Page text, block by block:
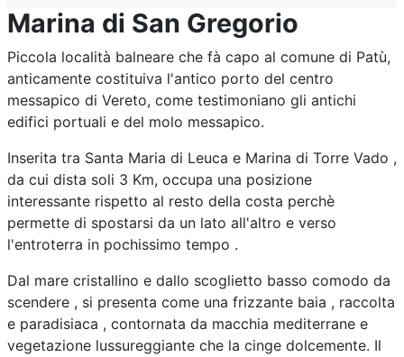
Marina di San Gregorio
Piccola località balneare che fà capo al comune di Patù,
anticamente costituiva l'antico porto del centro
messapico di Vereto, come testimoniano gli antichi
edifici portuali e del molo messapico.
Inserita tra Santa Maria di Leuca e Marina di Torre Vado ,
da cui dista soli 3 Km, occupa una posizione
interessante rispetto al resto della costa perchè
permette di spostarsi da un lato all'altro e verso
l'entroterra in pochissimo tempo .
Dal mare cristallino e dallo scoglietto basso comodo da
scendere , si presenta come una frizzante baia , raccolta
e paradisiaca , contornata da macchia mediterrane e
vegetazione lussureggiante che la cinge dolcemente. Il